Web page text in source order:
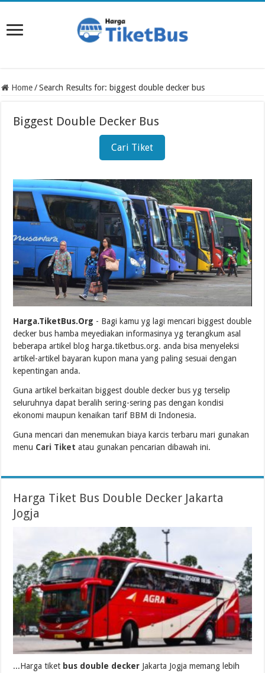
Home / Search Results for: biggest double decker bus
Biggest Double Decker Bus
Cari Tiket
Harga.TiketBus.Org - Bagi kamu yg lagi mencari biggest double
decker bus hamba meyediakan informasinya yg terangkum asal
beberapa artikel blog harga.tiketbus.org. anda bisa menyeleksi
artikel-artikel bayaran kupon mana yang paling sesuai dengan
kepentingan anda.
Guna artikel berkaitan biggest double decker bus yg terselip
seluruhnya dapat beralih sering-sering pas dengan kondisi
ekonomi maupun kenaikan tarif BBM di Indonesia.
Guna mencari dan menemukan biaya karcis terbaru mari gunakan
menu Cari Tiket atau gunakan pencarian dibawah ini.
Harga Tiket Bus Double Decker Jakarta
Jogja
...Harga tiket bus double decker Jakarta Jogja memang lebih